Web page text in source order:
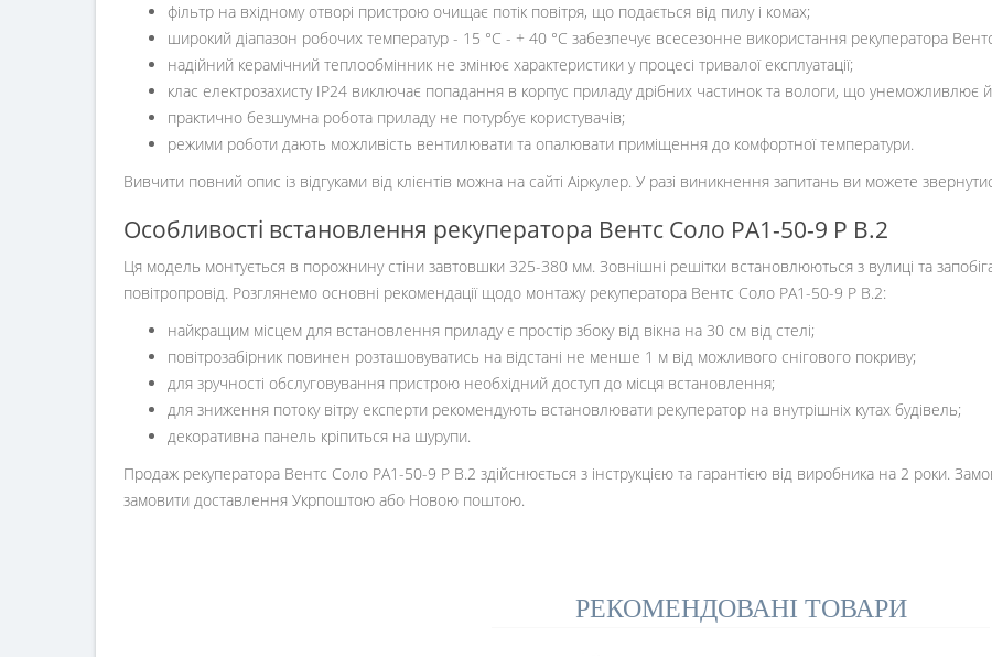
фільтр на вхідному отворі пристрою очищає потік повітря, що подається від пилу і комах;
широкий діапазон робочих температур - 15 °C - + 40 °C забезпечує всесезонне використання рекуператора
надійний керамічний теплообмінник не змінює характеристики у процесі тривалої експлуатації;
клас електрозахисту IP24 виключає попадання в корпус приладу дрібних частинок та вологи, що унеможливлює
практично безшумна робота приладу не потурбує користувачів;
режими роботи дають можливість вентилювати та опалювати приміщення до комфортної температури.
Вивчити повний опис із відгуками від клієнтів можна на сайті Аіркулер. У разі виникнення запитань ви можете
Особливості встановлення рекуператора Вентс Соло РА1-50-9 Р В.2
Ця модель монтується в порожнину стіни завтовшки 325-380 мм. Зовнішні решітки встановлюються з вулиці та
повітропровід. Розглянемо основні рекомендації щодо монтажу рекуператора Вентс Соло РА1-50-9 Р В.2:
найкращим місцем для встановлення приладу є простір збоку від вікна на 30 см від стелі;
повітрозабірник повинен розташовуватись на відстані не менше 1 м від можливого снігового покриву;
для зручності обслуговування пристрою необхідний доступ до місця встановлення;
для зниження потоку вітру експерти рекомендують встановлювати рекуператор на внутрішніх кутах будівель;
декоративна панель кріпиться на шурупи.
Продаж рекуператора Вентс Соло РА1-50-9 Р В.2 здійснюється з інструкцією та гарантією від виробника на 2 роки.
замовити доставлення Укрпоштою або Новою поштою.
РЕКОМЕНДОВАНІ ТОВАРИ